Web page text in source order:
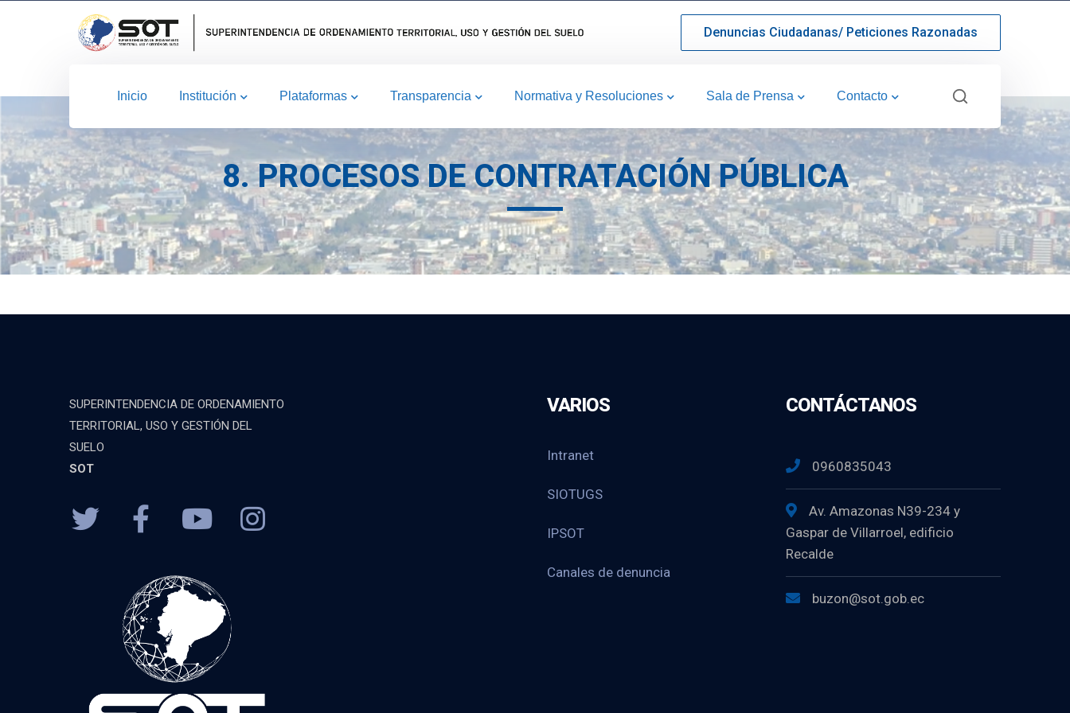
Denuncias Ciudadanas/ Peticiones Razonadas
Inicio Institución Plataformas Transparencia Normativa y Resoluciones Sala de Prensa Contacto
8. PROCESOS DE CONTRATACIÓN PÚBLICA
SUPERINTENDENCIA DE ORDENAMIENTO
TERRITORIAL, USO Y GESTIÓN DEL
SUELO
SOT
VARIOS
Intranet
SIOTUGS
IPSOT
Canales de denuncia
CONTÁCTANOS
0960835043
Av. Amazonas N39-234 y
Gaspar de Villarroel, edificio
Recalde
buzon@sot.gob.ec